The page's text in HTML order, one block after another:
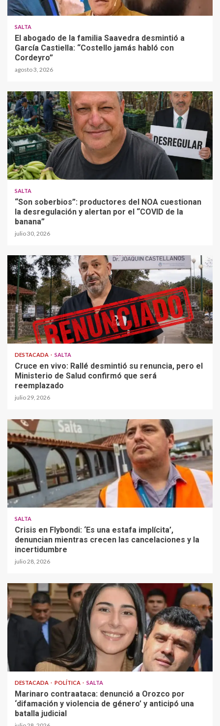
SALTA
El abogado de la familia Saavedra desmintió a
García Castiella: “Costello jamás habló con
Cordeyro”
agosto 3, 2026
SALTA
“Son soberbios”: productores del NOA cuestionan
la desregulación y alertan por el “COVID de la
banana”
julio 30, 2026
DESTACADA SALTA
Cruce en vivo: Rallé desmintió su renuncia, pero el
Ministerio de Salud confirmó que será
reemplazado
julio 29, 2026
SALTA
Crisis en Flybondi: ‘Es una estafa implícita’,
denuncian mientras crecen las cancelaciones y la
incertidumbre
julio 28, 2026
DESTACADA POLÍTICA SALTA
Marinaro contraataca: denunció a Orozco por
‘difamación y violencia de género’ y anticipó una
batalla judicial